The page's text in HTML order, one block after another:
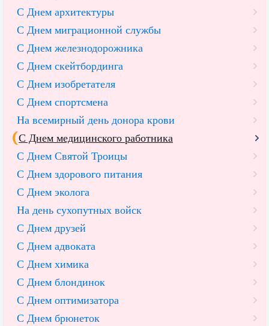
С Днем архитектуры
С Днем миграционной службы
С Днем железнодорожника
С Днем скейтбординга
С Днем изобретателя
С Днем спортсмена
На всемирный день донора крови
С Днем медицинского работника
С Днем Святой Троицы
С Днем здорового питания
С Днем эколога
На день сухопутных войск
С Днем друзей
С Днем адвоката
С Днем химика
С Днем блондинок
С Днем оптимизатора
С Днем брюнеток